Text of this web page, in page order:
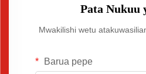
Pata Nukuu
Mwakilishi wetu
Barua pepe